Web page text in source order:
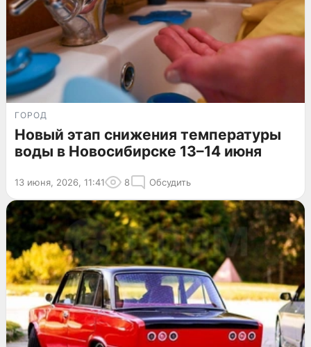
ГОРОД
Новый этап снижения температуры
воды в Новосибирске 13–14 июня
13 июня, 2026, 11:41 8 Обсудить